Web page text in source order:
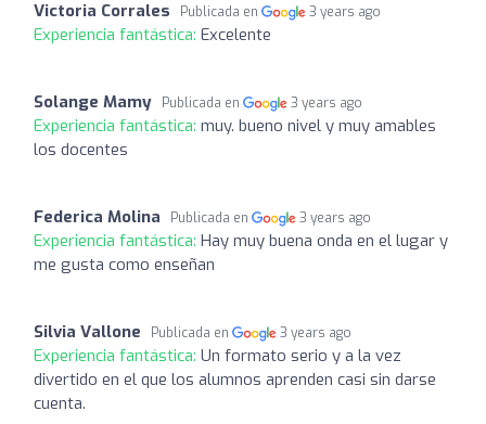
Victoria Corrales Publicada en 3 years ago
Experiencia fantástica: Excelente
Solange Mamy Publicada en 3 years ago
Experiencia fantástica: muy. bueno nivel y muy amables
los docentes
Federica Molina Publicada en 3 years ago
Experiencia fantástica: Hay muy buena onda en el lugar y
me gusta como enseñan
Silvia Vallone Publicada en 3 years ago
Experiencia fantástica: Un formato serio y a la vez
divertido en el que los alumnos aprenden casi sin darse
cuenta.